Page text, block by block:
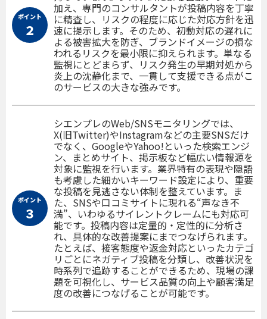
ポイント
２
加え、専門のコンサルタントが投稿内容を丁寧
に精査し、リスクの程度に応じた対応方針を迅
速に提示します。そのため、初動対応の遅れに
よる被害拡大を防ぎ、ブランドイメージの損な
われるリスクを最小限に抑えられます。単なる
監視にとどまらず、リスク発生の早期対処から
炎上の沈静化まで、一貫して支援できる点がこ
のサービスの大きな強みです。
ポイント
３
シエンプレのWeb/SNSモニタリングでは、
X(旧Twitter)やInstagramなどの主要SNSだけ
でなく、GoogleやYahoo!といった検索エンジ
ン、まとめサイト、掲示板など幅広い情報源を
対象に監視を行います。業界特有の表現や隠語
も考慮した細かいキーワード設定により、重要
な投稿を見逃さない体制を整えています。ま
た、SNSや口コミサイトに現れる“声なき不
満”、いわゆるサイレントクレームにも対応可
能です。投稿内容は定量的・定性的に分析さ
れ、具体的な改善提案にまでつなげられます。
たとえば、接客態度や返金対応といったカテゴ
リごとにネガティブ投稿を分類し、改善状況を
時系列で追跡することができるため、現場の課
題を可視化し、サービス品質の向上や顧客満足
度の改善につなげることが可能です。